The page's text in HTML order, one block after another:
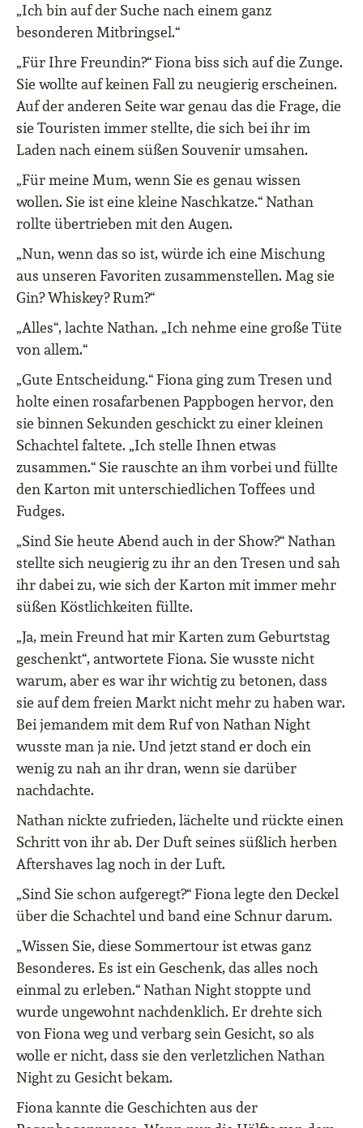
„Ich bin auf der Suche nach einem ganz
besonderen Mitbringsel.“
„Für Ihre Freundin?“ Fiona biss sich auf die Zunge.
Sie wollte auf keinen Fall zu neugierig erscheinen.
Auf der anderen Seite war genau das die Frage, die
sie Touristen immer stellte, die sich bei ihr im
Laden nach einem süßen Souvenir umsahen.
„Für meine Mum, wenn Sie es genau wissen
wollen. Sie ist eine kleine Naschkatze.“ Nathan
rollte übertrieben mit den Augen.
„Nun, wenn das so ist, würde ich eine Mischung
aus unseren Favoriten zusammenstellen. Mag sie
Gin? Whiskey? Rum?“
„Alles“, lachte Nathan. „Ich nehme eine große Tüte
von allem.“
„Gute Entscheidung.“ Fiona ging zum Tresen und
holte einen rosafarbenen Pappbogen hervor, den
sie binnen Sekunden geschickt zu einer kleinen
Schachtel faltete. „Ich stelle Ihnen etwas
zusammen.“ Sie rauschte an ihm vorbei und füllte
den Karton mit unterschiedlichen Toffees und
Fudges.
„Sind Sie heute Abend auch in der Show?“ Nathan
stellte sich neugierig zu ihr an den Tresen und sah
ihr dabei zu, wie sich der Karton mit immer mehr
süßen Köstlichkeiten füllte.
„Ja, mein Freund hat mir Karten zum Geburtstag
geschenkt“, antwortete Fiona. Sie wusste nicht
warum, aber es war ihr wichtig zu betonen, dass
sie auf dem freien Markt nicht mehr zu haben war.
Bei jemandem mit dem Ruf von Nathan Night
wusste man ja nie. Und jetzt stand er doch ein
wenig zu nah an ihr dran, wenn sie darüber
nachdachte.
Nathan nickte zufrieden, lächelte und rückte einen
Schritt von ihr ab. Der Duft seines süßlich herben
Aftershaves lag noch in der Luft.
„Sind Sie schon aufgeregt?“ Fiona legte den Deckel
über die Schachtel und band eine Schnur darum.
„Wissen Sie, diese Sommertour ist etwas ganz
Besonderes. Es ist ein Geschenk, das alles noch
einmal zu erleben.“ Nathan Night stoppte und
wurde ungewohnt nachdenklich. Er drehte sich
von Fiona weg und verbarg sein Gesicht, so als
wolle er nicht, dass sie den verletzlichen Nathan
Night zu Gesicht bekam.
Fiona kannte die Geschichten aus der